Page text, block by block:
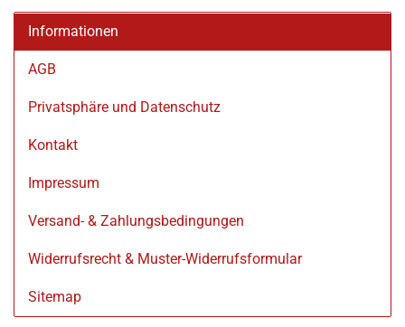
Informationen
AGB
Privatsphäre und Datenschutz
Kontakt
Impressum
Versand- & Zahlungsbedingungen
Widerrufsrecht & Muster-Widerrufsformular
Sitemap